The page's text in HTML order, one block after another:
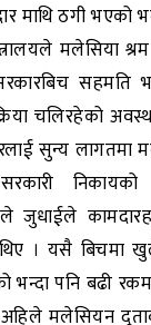
माथि ठगी भएको
मलेसिया
सहमति
चलिरहेको
सुन्य लागतमा
निकायको
जुधाईले
। यसै बिचमा
भन्दा पनि बढी
मलेसियन